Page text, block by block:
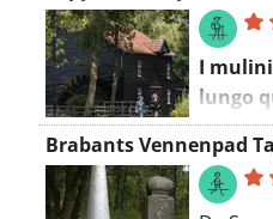
Inizi
verso
Il
un'altra
I
lungo
non è
Il